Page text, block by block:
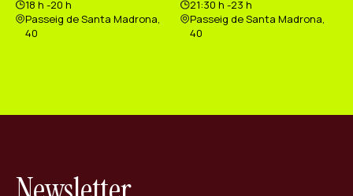
18 h -20 h
Passeig de Santa Madrona,
40
21:30 h -23 h
Passeig de Santa Madrona,
40